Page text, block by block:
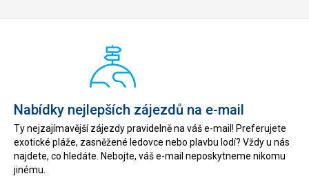
Nabídky nejlepších zájezdů na e-mail
Ty nejzajímavější zájezdy pravidelně na váš e-mail! Preferujete
exotické pláže, zasněžené ledovce nebo plavbu lodí? Vždy u nás
najdete, co hledáte. Nebojte, váš e-mail neposkytneme nikomu
jinému.